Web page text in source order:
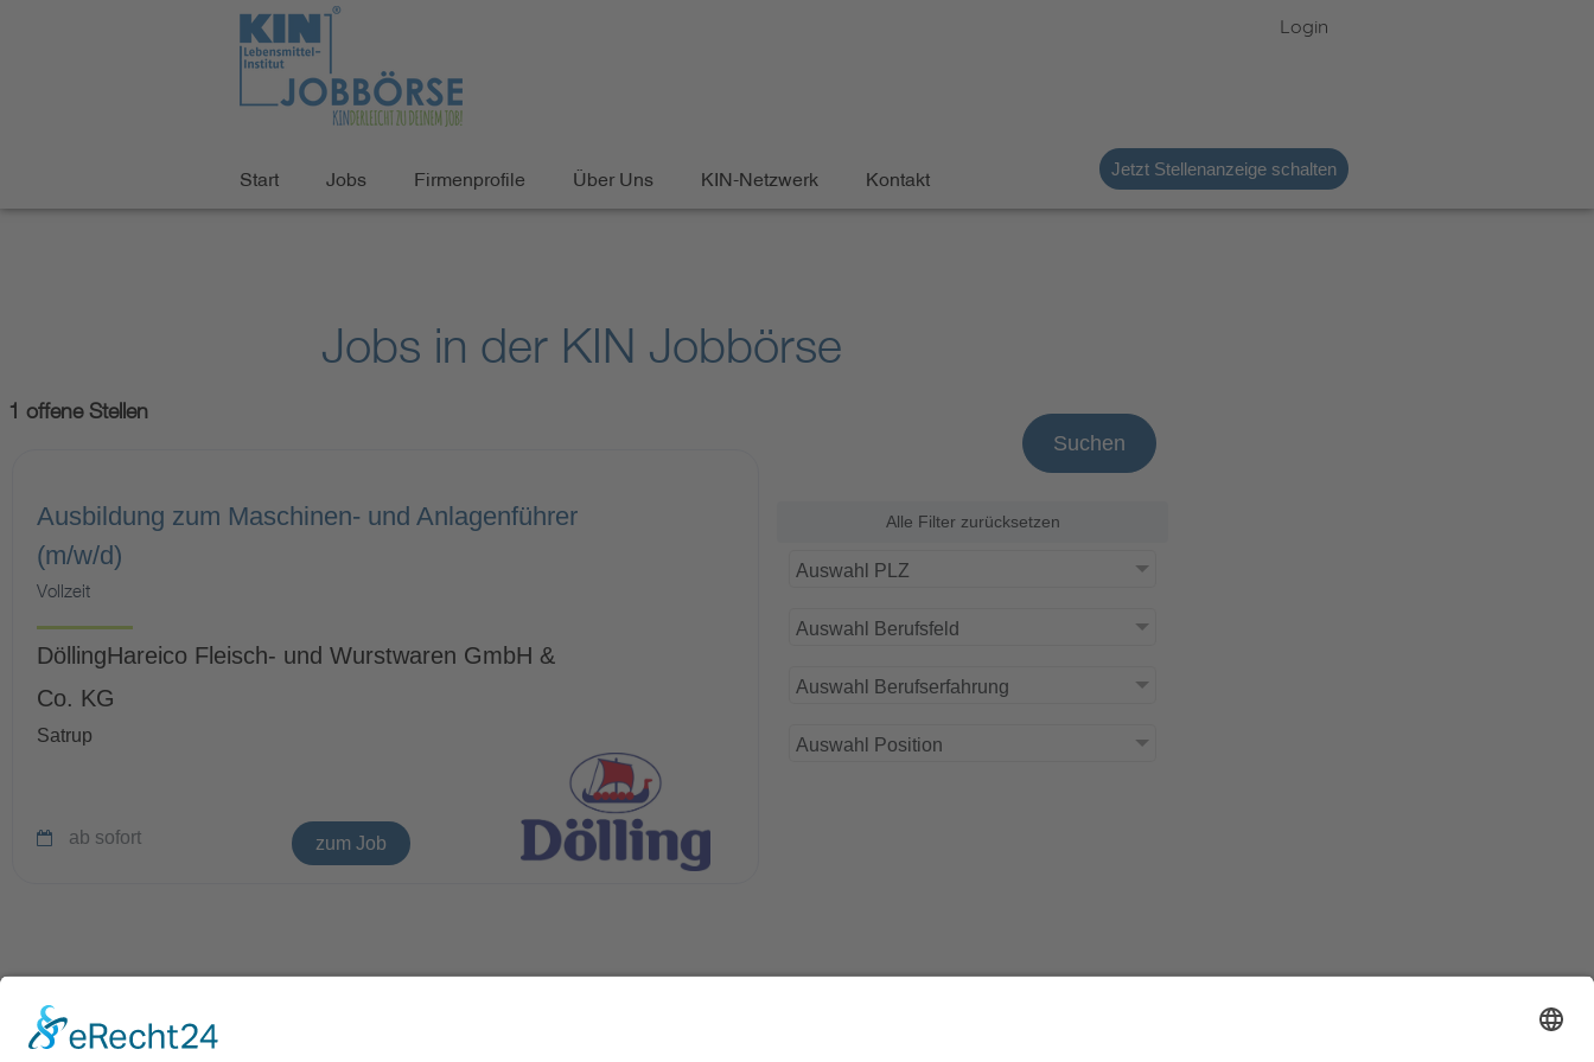
Login
Start Jobs Firmenprofile Über Uns KIN-Netzwerk Kontakt Jetzt Stellenanzeige schalten
Jobs in der KIN Jobbörse
1 offene Stellen
Ausbildung zum Maschinen- und Anlagenführer
(m/w/d)
Vollzeit
DöllingHareico Fleisch- und Wurstwaren GmbH &
Co. KG
Satrup
ab sofort zum Job
Suchen
Alle Filter zurücksetzen
Auswahl PLZ
Auswahl Berufsfeld
Auswahl Berufserfahrung
Auswahl Position